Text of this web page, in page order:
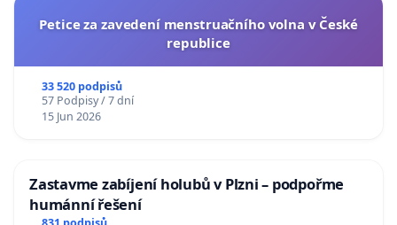
Petice za zavedení menstruačního volna v České
republice
33 520 podpisů
57 Podpisy / 7 dní
15 Jun 2026
Zastavme zabíjení holubů v Plzni – podpořme
humánní řešení